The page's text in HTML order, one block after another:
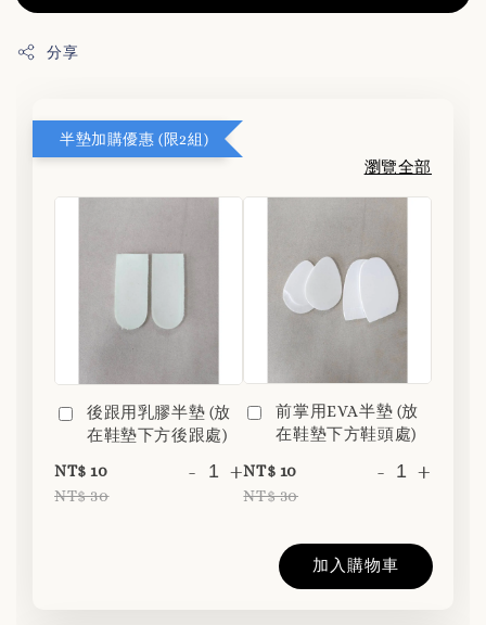
分享
半墊加購優惠 (限2組)
瀏覽全部
後跟用乳膠半墊 (放
在鞋墊下方後跟處)
NT$ 10
NT$ 30
- +
前掌用EVA半墊 (放
在鞋墊下方鞋頭處)
NT$ 10
NT$ 30
- +
加入購物車